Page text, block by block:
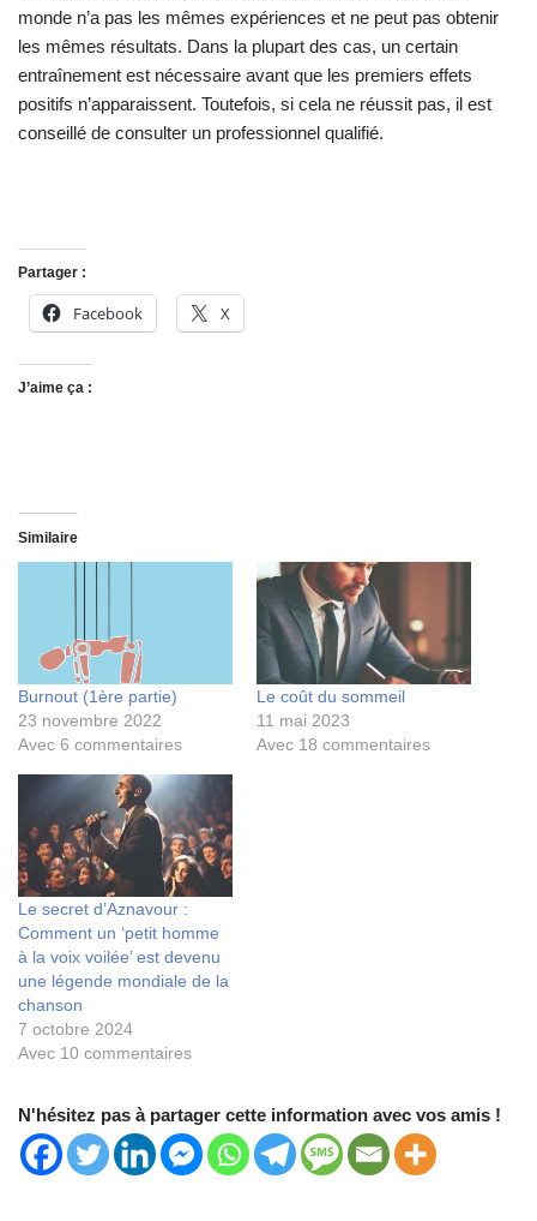
monde n’a pas les mêmes expériences et ne peut pas obtenir
les mêmes résultats. Dans la plupart des cas, un certain
entraînement est nécessaire avant que les premiers effets
positifs n’apparaissent. Toutefois, si cela ne réussit pas, il est
conseillé de consulter un professionnel qualifié.
Partager :
Facebook X
J’aime ça :
Similaire
Burnout (1ère partie)
23 novembre 2022
Avec 6 commentaires
Le coût du sommeil
11 mai 2023
Avec 18 commentaires
Le secret d’Aznavour :
Comment un ‘petit homme
à la voix voilée’ est devenu
une légende mondiale de la
chanson
7 octobre 2024
Avec 10 commentaires
N'hésitez pas à partager cette information avec vos amis !